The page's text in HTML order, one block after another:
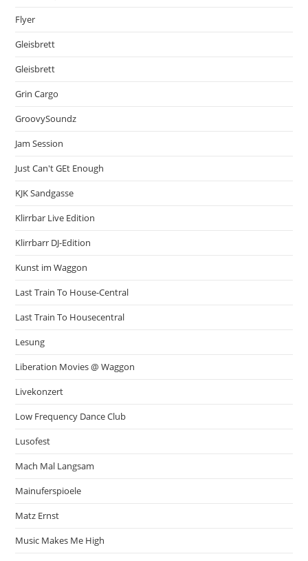
Flyer
Gleisbrett
Gleisbrett
Grin Cargo
GroovySoundz
Jam Session
Just Can't GEt Enough
KJK Sandgasse
Klirrbar Live Edition
Klirrbarr DJ-Edition
Kunst im Waggon
Last Train To House-Central
Last Train To Housecentral
Lesung
Liberation Movies @ Waggon
Livekonzert
Low Frequency Dance Club
Lusofest
Mach Mal Langsam
Mainuferspioele
Matz Ernst
Music Makes Me High